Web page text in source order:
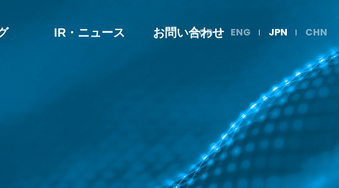
IR・ニュース お問い合わせ
KOR ENG JPN CHN